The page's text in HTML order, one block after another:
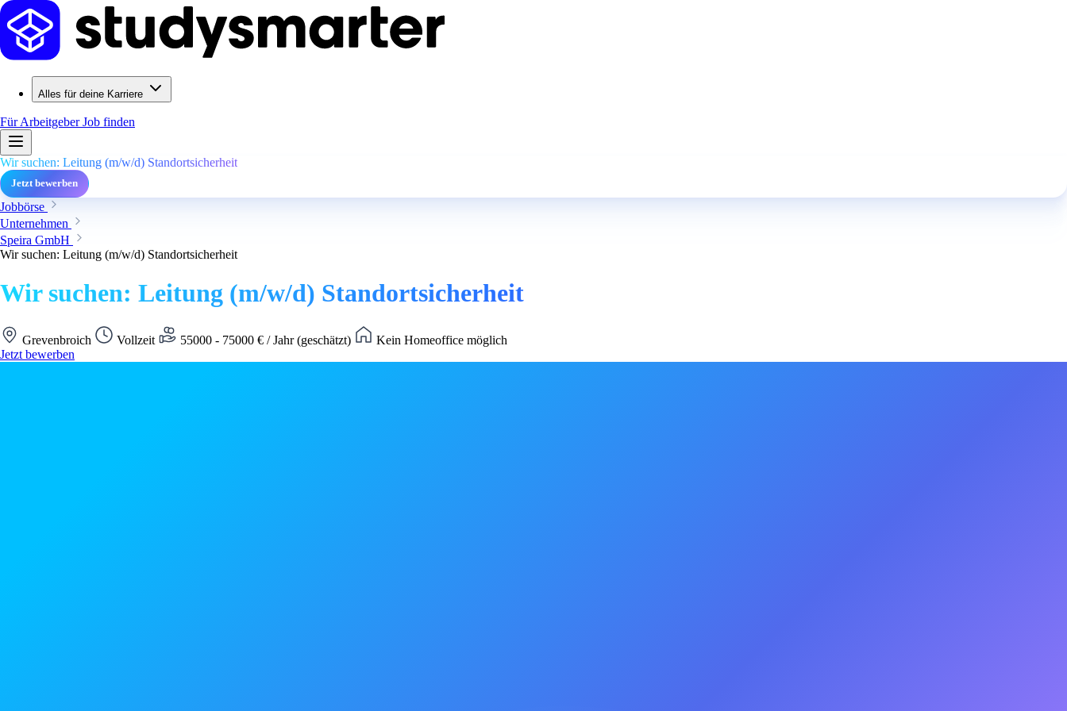
Alles für deine Karriere
Für ArbeitgeberJob finden
Wir suchen: Leitung (m/w/d) Standortsicherheit
Jetzt bewerben
Jobbörse
Unternehmen
Speira GmbH
Wir suchen: Leitung (m/w/d) Standortsicherheit
Wir suchen: Leitung (m/w/d) Standortsicherheit
Grevenbroich Vollzeit 55000 - 75000 € / Jahr (geschätzt)
Kein Homeoffice möglich
Jetzt bewerben